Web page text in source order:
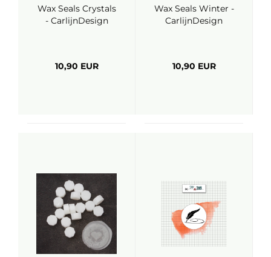
Wax Seals Crystals
- CarlijnDesign
10,90 EUR
Wax Seals Winter -
CarlijnDesign
10,90 EUR